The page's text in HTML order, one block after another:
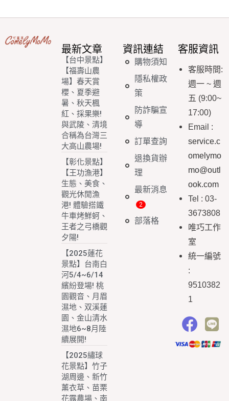
最新文章
【台中景點】
【福壽山農
場】春天賞
櫻、夏季避
暑、秋天楓
紅、採果樂!
與武陵、清境
合稱為台灣三
大高山農場!
【彰化景點】
【王功漁港】
生態、美食、
觀光休閒漁
港! 體驗搭鐵
牛車烤鮮蚵、
王者之弓橋觀
夕陽!
【2025蓮花
景點】台南白
河5/4~6/14
繽紛登場! 桃
園觀音、月眉
濕地、双溪蓮
園、金山清水
濕地6~8月陸
續展開!
【2025繡球
花景點】竹子
湖周邊、新竹
薰衣草、苗栗
花露農場、南
資訊連結
購物須知
隱私權政
策
防詐騙宣
導
訂單查詢
退換貨辦
理
最新消息
部落格
客服資訊
客服時間:
週一 ~ 週
五 (9:00~
17:00)
Email :
service.c
omelymo
mo@outl
ook.com
Tel : 03-
3673808
唯巧工作
室
統一編號
:
9510382
1